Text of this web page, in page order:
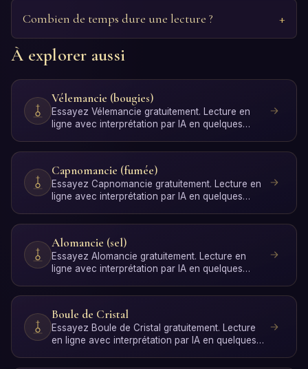
Combien de temps dure une lecture ?
À explorer aussi
Vélemancie (bougies)
Essayez Vélemancie gratuitement. Lecture en
ligne avec interprétation par IA en quelques
Capnomancie (fumée)
Essayez Capnomancie gratuitement. Lecture en
ligne avec interprétation par IA en quelques
Alomancie (sel)
Essayez Alomancie gratuitement. Lecture en
ligne avec interprétation par IA en quelques
Boule de Cristal
Essayez Boule de Cristal gratuitement. Lecture
en ligne avec interprétation par IA en quelques